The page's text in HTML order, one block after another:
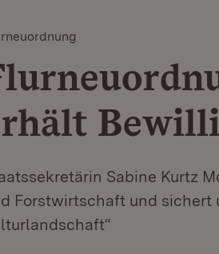
Sabine Kurtz
Forstwirtschaft und